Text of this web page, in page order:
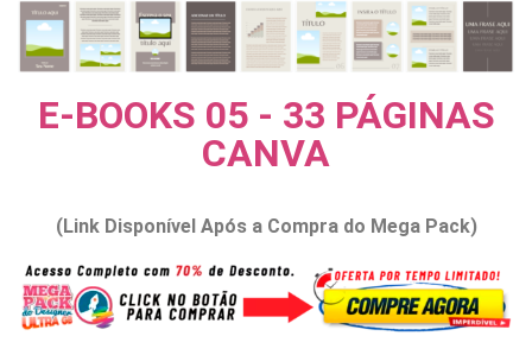
E-BOOKS 05 - 33 PÁGINAS
CANVA
(Link Disponível Após a Compra do Mega Pack)